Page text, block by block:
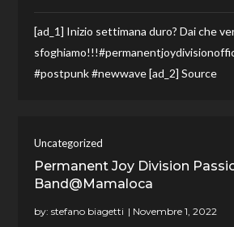
[ad_1] Inizio settimana duro? Dai che
#postpunk #newwave [ad_2] Source
Uncategorized
Permanent Joy Division
Band@Mamaloca
by:stefano biagetti